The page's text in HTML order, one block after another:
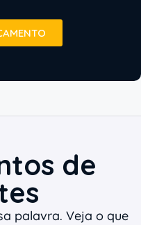
de
palavra. Veja o que